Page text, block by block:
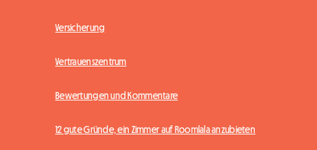
Versicherung
Vertrauenszentrum
Bewertungen und Kommentare
12 gute Gründe, ein Zimmer auf Roomlala anzubieten